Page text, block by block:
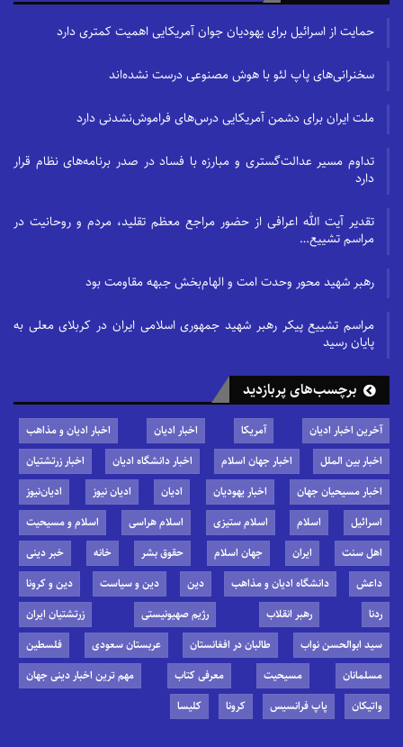
حمایت از اسرائیل برای یهودیان جوان آمریکایی اهمیت کمتری دارد
سخنرانی‌های پاپ لئو با هوش مصنوعی درست نشده‌اند
ملت ایران برای دشمن آمریکایی درس‌های فراموش‌نشدنی دارد
تداوم مسیر عدالت‌گستری و مبارزه با فساد در صدر برنامه‌های نظام قرار
دارد
تقدیر آیت الله اعرافی از حضور مراجع معظم تقلید، مردم و روحانیت در
مراسم تشییع…
رهبر شهید محور وحدت امت و الهام‌بخش جبهه مقاومت بود
مراسم تشییع پیکر رهبر شهید جمهوری اسلامی ایران در کربلای معلی به
پایان رسید
برچسب‌های پربازدید
آخرین اخبار ادیان آمریکا اخبار ادیان
اخبار ادیان و مذاهب
اخبار بین الملل
اخبار جهان اسلام اخبار دانشگاه ادیان
اخبار زرتشتیان
اخبار مسیحیان جهان
اخبار یهودیان ادیان ادیان نیوز
ادیان‌نیوز
اسرائیل
اسلام اسلام ستیزی اسلام هراسی
اسلام و مسیحیت
اهل سنت
ایران جهان اسلام حقوق بشر خانه
خبر دینی
داعش
دانشگاه ادیان و مذاهب دین دین و سیاست
دین و کرونا
ردنا
رهبر انقلاب رژیم صهیونیستی
زرتشتیان ایران
سید ابوالحسن نواب
طالبان در افغانستان عربستان سعودی
فلسطین
مسلمانان
مسیحیت معرفی کتاب
مهم ترین اخبار دینی جهان
واتیکان
پاپ فرانسیس کرونا کلیسا